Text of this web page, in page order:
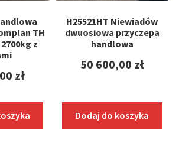
TH
2700kg z
zł
H25521HT Niewiadów
dwuosiowa przyczepa
handlowa
50 600,00 zł
Dodaj do koszyka